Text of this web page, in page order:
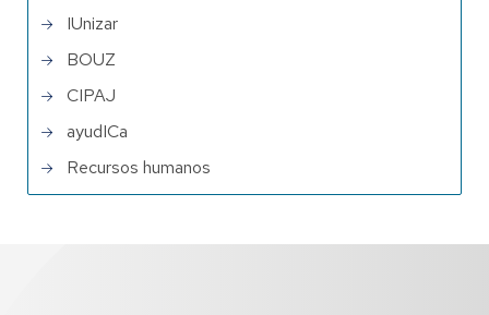
IUnizar
BOUZ
CIPAJ
ayudICa
Recursos humanos